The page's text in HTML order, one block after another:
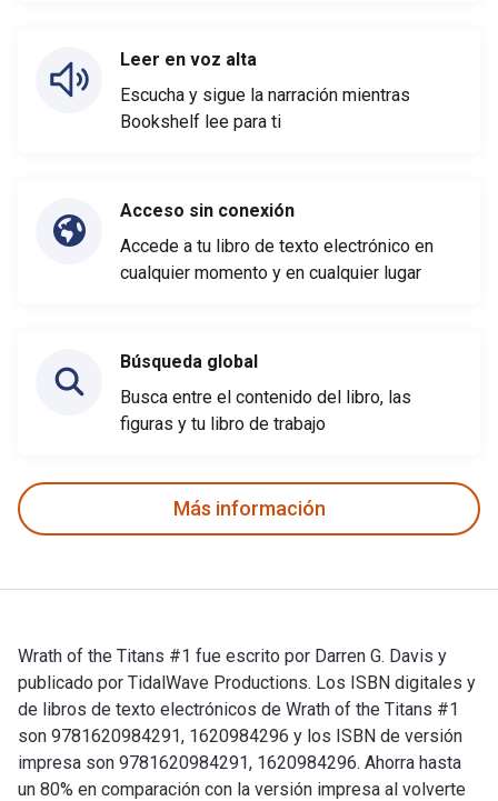
Leer en voz alta
Escucha y sigue la narración mientras
Bookshelf lee para ti
Acceso sin conexión
Accede a tu libro de texto electrónico en
cualquier momento y en cualquier lugar
Búsqueda global
Busca entre el contenido del libro, las
figuras y tu libro de trabajo
Más información
Wrath of the Titans #1 fue escrito por Darren G. Davis y
publicado por TidalWave Productions. Los ISBN digitales y
de libros de texto electrónicos de Wrath of the Titans #1
son 9781620984291, 1620984296 y los ISBN de versión
impresa son 9781620984291, 1620984296. Ahorra hasta
un 80% en comparación con la versión impresa al volverte